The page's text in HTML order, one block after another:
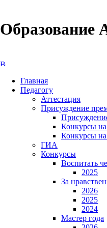
Образование
Главная
Педагогу
Аттестация
Присуждение
Конкурсы
Конкурсы
ГИА
Конкурсы
Воспитать
2025
За
2026
2025
2024
Мастер года